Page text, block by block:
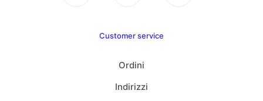
Customer service
Ordini
Indirizzi